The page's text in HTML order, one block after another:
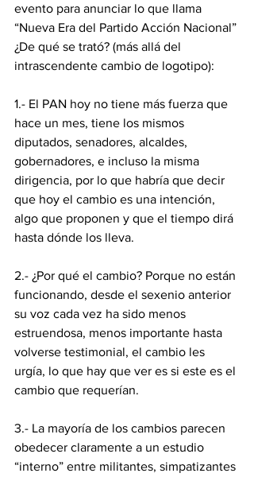
evento para anunciar lo que llama
“Nueva Era del Partido Acción Nacional”
¿De qué se trató? (más allá del
intrascendente cambio de logotipo):
1.- El PAN hoy no tiene más fuerza que
hace un mes, tiene los mismos
diputados, senadores, alcaldes,
gobernadores, e incluso la misma
dirigencia, por lo que habría que decir
que hoy el cambio es una intención,
algo que proponen y que el tiempo dirá
hasta dónde los lleva.
2.- ¿Por qué el cambio? Porque no están
funcionando, desde el sexenio anterior
su voz cada vez ha sido menos
estruendosa, menos importante hasta
volverse testimonial, el cambio les
urgía, lo que hay que ver es si este es el
cambio que requerían.
3.- La mayoría de los cambios parecen
obedecer claramente a un estudio
“interno” entre militantes, simpatizantes